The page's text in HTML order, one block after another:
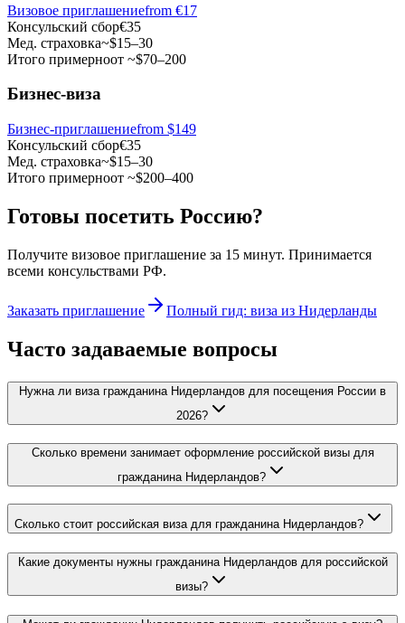
Визовое приглашениеfrom €17
Консульский сбор€35
Мед. страховка~$15–30
Итого примерноот ~$70–200
Бизнес-виза
Бизнес-приглашениеfrom $149
Консульский сбор€35
Мед. страховка~$15–30
Итого примерноот ~$200–400
Готовы посетить Россию?
Получите визовое приглашение за 15 минут. Принимается
всеми консульствами РФ.
Заказать приглашение Полный гид: виза из Нидерланды
Часто задаваемые вопросы
Нужна ли виза гражданина Нидерландов для посещения России в
2026?
Сколько времени занимает оформление российской визы для
гражданина Нидерландов?
Сколько стоит российская виза для гражданина Нидерландов?
Какие документы нужны гражданина Нидерландов для российской
визы?